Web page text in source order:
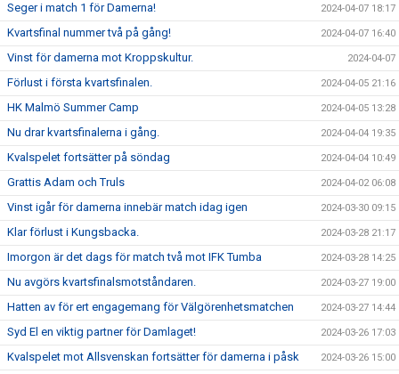
Seger i match 1 för Damerna! 2024-04-07 18:17
Kvartsfinal nummer två på gång! 2024-04-07 16:40
Vinst för damerna mot Kroppskultur. 2024-04-07
Förlust i första kvartsfinalen. 2024-04-05 21:16
HK Malmö Summer Camp 2024-04-05 13:28
Nu drar kvartsfinalerna i gång. 2024-04-04 19:35
Kvalspelet fortsätter på söndag 2024-04-04 10:49
Grattis Adam och Truls 2024-04-02 06:08
Vinst igår för damerna innebär match idag igen 2024-03-30 09:15
Klar förlust i Kungsbacka. 2024-03-28 21:17
Imorgon är det dags för match två mot IFK Tumba 2024-03-28 14:25
Nu avgörs kvartsfinalsmotståndaren. 2024-03-27 19:00
Hatten av för ert engagemang för Välgörenhetsmatchen 2024-03-27 14:44
Syd El en viktig partner för Damlaget! 2024-03-26 17:03
Kvalspelet mot Allsvenskan fortsätter för damerna i påsk 2024-03-26 15:00